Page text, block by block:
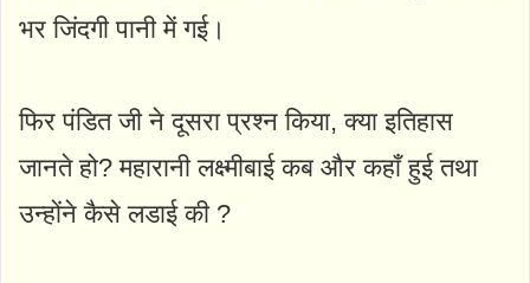
भर जिंदगी पानी में गई।
फिर पंडित जी ने दूसरा प्रश्न किया, क्या इतिहास
जानते हो? महारानी लक्ष्मीबाई कब और कहाँ हुई तथा
उन्होंने कैसे लडाई की ?